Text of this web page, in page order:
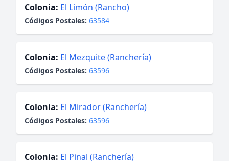
Colonia: El Limón (Rancho)
Códigos Postales: 63584
Colonia: El Mezquite (Ranchería)
Códigos Postales: 63596
Colonia: El Mirador (Ranchería)
Códigos Postales: 63596
Colonia: El Pinal (Ranchería)